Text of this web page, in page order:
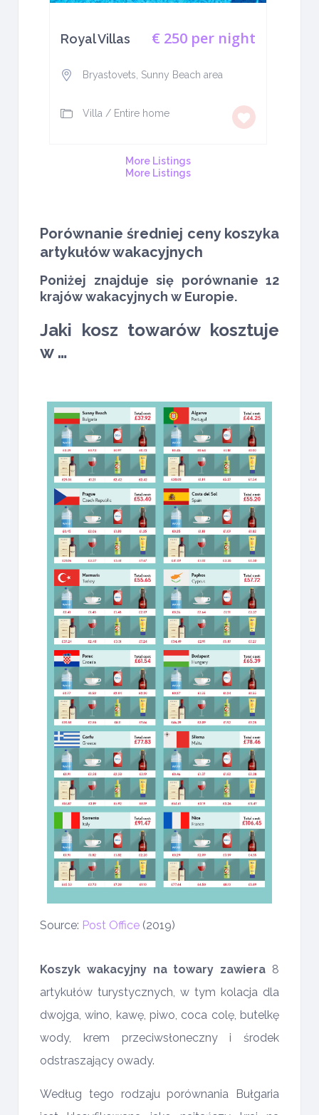
€ 250 per night
Royal Villas
Bryastovets, Sunny Beach area
Villa / Entire home
More Listings
More Listings
Porównanie średniej ceny koszyka
artykułów wakacyjnych
Poniżej znajduje się porównanie 12
krajów wakacyjnych w Europie.
Jaki kosz towarów kosztuje
w …
Source: Post Office (2019)
Koszyk wakacyjny na towary zawiera 8
artykułów turystycznych, w tym kolacja dla
dwojga, wino, kawę, piwo, coca colę, butelkę
wody, krem przeciwsłoneczny i środek
odstraszający owady.
Według tego rodzaju porównania Bułgaria